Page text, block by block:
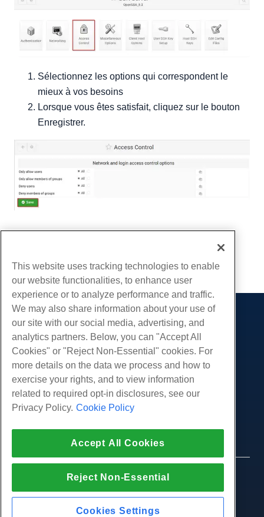
Sélectionnez les options qui correspondent le
mieux à vos besoins
Lorsque vous êtes satisfait, cliquez sur le bouton
Enregistrer.
Copie URL
Des produits
Hébergement Web
Hébergement professionnel
Revendeur Hébergeur
Revendeur en marque blanche
Géré Linux VPS
Windows gérés VPS
Windows non géré VPS
Serveurs Cloud
Équilibreurs de charge
Stockage de blocs
Prestations de service
Migrations de sites Web
Communauté
Documentation produit
Tutoriels
Compagnie
À propos de nous
Centres de données
presse
Politique de confidentialité
Forces de l'ordre
Accord d'affiliation
Chat en direct avec nous
© 2010-2026 Hostwinds, une HostPapa Inc.
entreprise.
Tous les droits sont réservés.
This website uses tracking technologies to enable
our website functionalities, to enhance user
experience or to analyze performance and traffic.
We may also share information about your use of
our site with our social media, advertising, and
analytics partners. Below, you can "Accept All
Cookies" or "Reject Non-Essential" cookies. For
more details on the data we process and how to
exercise your rights, and to view information
related to required opt-in disclosures, see our
Privacy Policy. Cookie Policy
Accept All Cookies
Reject Non-Essential
Cookies Settings